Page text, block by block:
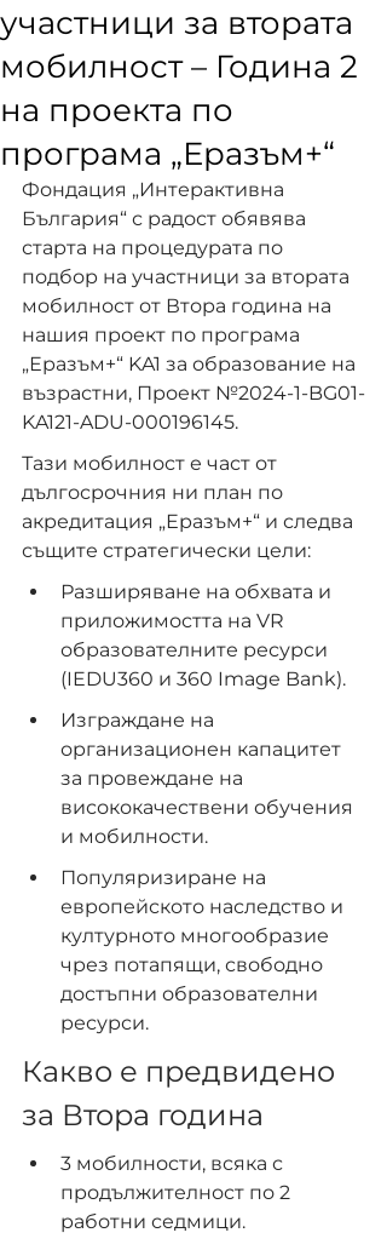
участници за втората
мобилност – Година 2
на проекта по
програма „Еразъм+“
Фондация „Интерактивна
България“ с радост обявява
старта на процедурата по
подбор на участници за втората
мобилност от Втора година на
нашия проект по програма
„Еразъм+“ KA1 за образование на
възрастни, Проект №2024-1-BG01-
KA121-ADU-000196145.
Тази мобилност е част от
дългосрочния ни план по
акредитация „Еразъм+“ и следва
същите стратегически цели:
Разширяване на обхвата и
приложимостта на VR
образователните ресурси
(IEDU360 и 360 Image Bank).
Изграждане на
организационен капацитет
за провеждане на
висококачествени обучения
и мобилности.
Популяризиране на
европейското наследство и
културното многообразие
чрез потапящи, свободно
достъпни образователни
ресурси.
Какво е предвидено
за Втора година
3 мобилности, всяка с
продължителност по 2
работни седмици.